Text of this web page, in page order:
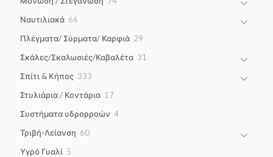
Ναυτιλιακά 66
Πλέγματα/ Σύρματα/ Καρφιά 29
Σκάλες/Σκαλωσιές/Καβαλέτα 31
Σπίτι & Κήπος 333
Στυλιάρια / Κοντάρια 1717
Συστήματα υδρορροών 44
Τριβή-Λείανση 6060
Υγρό Γυαλί 5